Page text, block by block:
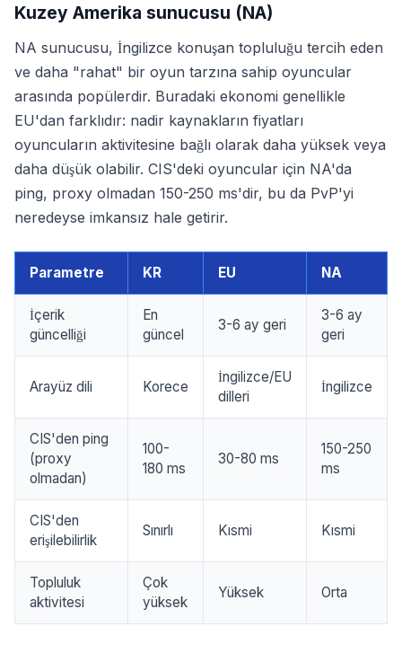
Kuzey Amerika sunucusu (NA)
NA sunucusu, İngilizce konuşan topluluğu tercih eden
ve daha "rahat" bir oyun tarzına sahip oyuncular
arasında popülerdir. Buradaki ekonomi genellikle
EU'dan farklıdır: nadir kaynakların fiyatları
oyuncuların aktivitesine bağlı olarak daha yüksek veya
daha düşük olabilir. CIS'deki oyuncular için NA'da
ping, proxy olmadan 150-250 ms'dir, bu da PvP'yi
neredeyse imkansız hale getirir.
Parametre KR EU NA
İçerik
güncelliği
En
güncel
3-6 ay geri
3-6 ay
geri
Arayüz dili Korece
İngilizce/EU
dilleri
İngilizce
CIS'den ping
(proxy
olmadan)
100-
180 ms
30-80 ms
150-250
ms
CIS'den
erişilebilirlik
Sınırlı Kısmi Kısmi
Topluluk
aktivitesi
Çok
yüksek
Yüksek Orta